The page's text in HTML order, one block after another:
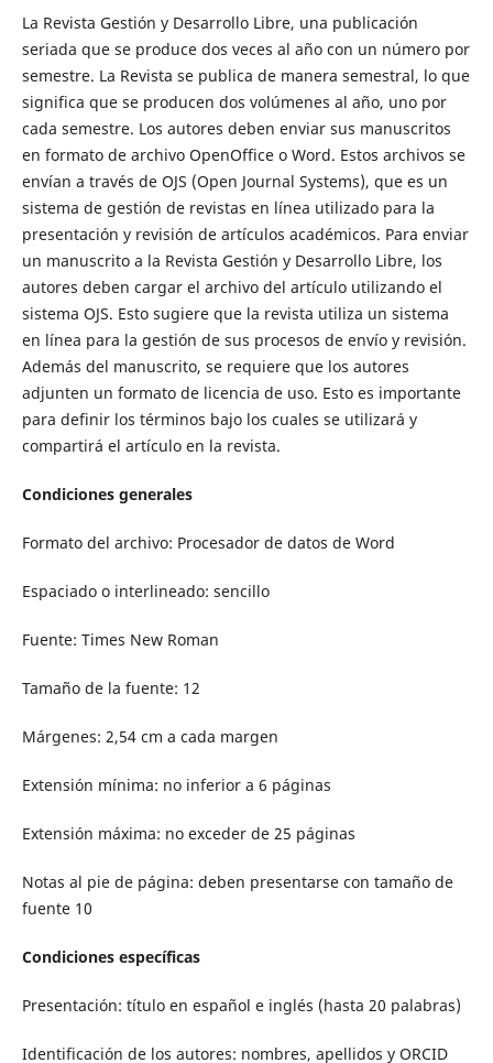
La Revista Gestión y Desarrollo Libre, una publicación
seriada que se produce dos veces al año con un número por
semestre. La Revista se publica de manera semestral, lo que
significa que se producen dos volúmenes al año, uno por
cada semestre. Los autores deben enviar sus manuscritos
en formato de archivo OpenOffice o Word. Estos archivos se
envían a través de OJS (Open Journal Systems), que es un
sistema de gestión de revistas en línea utilizado para la
presentación y revisión de artículos académicos. Para enviar
un manuscrito a la Revista Gestión y Desarrollo Libre, los
autores deben cargar el archivo del artículo utilizando el
sistema OJS. Esto sugiere que la revista utiliza un sistema
en línea para la gestión de sus procesos de envío y revisión.
Además del manuscrito, se requiere que los autores
adjunten un formato de licencia de uso. Esto es importante
para definir los términos bajo los cuales se utilizará y
compartirá el artículo en la revista.
Condiciones generales
Formato del archivo: Procesador de datos de Word
Espaciado o interlineado: sencillo
Fuente: Times New Roman
Tamaño de la fuente: 12
Márgenes: 2,54 cm a cada margen
Extensión mínima: no inferior a 6 páginas
Extensión máxima: no exceder de 25 páginas
Notas al pie de página: deben presentarse con tamaño de
fuente 10
Condiciones específicas
Presentación: título en español e inglés (hasta 20 palabras)
Identificación de los autores: nombres, apellidos y ORCID